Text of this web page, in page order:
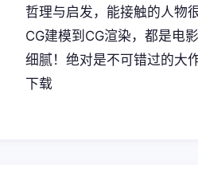
哲理与启发，能接触的人物
CG建模到CG渲染，都是电
细腻！绝对是不可错过的大
下载